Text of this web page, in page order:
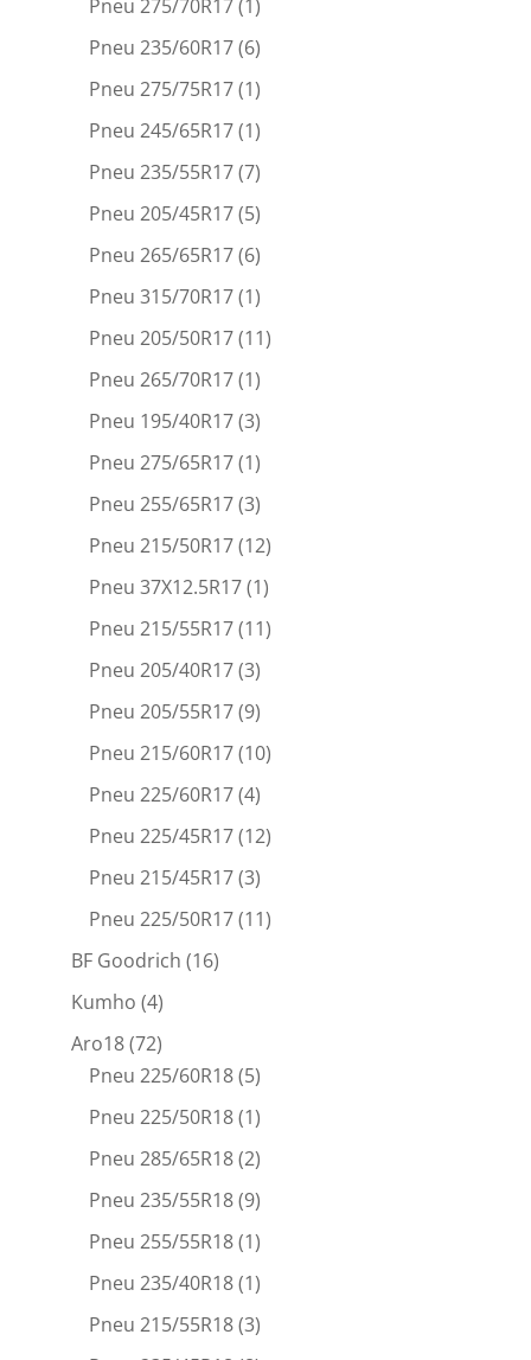
Pneu 275/70R17(1)
Pneu 235/60R17(6)
Pneu 275/75R17(1)
Pneu 245/65R17(1)
Pneu 235/55R17(7)
Pneu 205/45R17(5)
Pneu 265/65R17(6)
Pneu 315/70R17(1)
Pneu 205/50R17(11)
Pneu 265/70R17(1)
Pneu 195/40R17(3)
Pneu 275/65R17(1)
Pneu 255/65R17(3)
Pneu 215/50R17(12)
Pneu 37X12.5R17(1)
Pneu 215/55R17(11)
Pneu 205/40R17(3)
Pneu 205/55R17(9)
Pneu 215/60R17(10)
Pneu 225/60R17(4)
Pneu 225/45R17(12)
Pneu 215/45R17(3)
Pneu 225/50R17(11)
BF Goodrich (16)
Kumho (4)
Aro18(72)
Pneu 225/60R18(5)
Pneu 225/50R18(1)
Pneu 285/65R18(2)
Pneu 235/55R18(9)
Pneu 255/55R18(1)
Pneu 235/40R18(1)
Pneu 215/55R18(3)